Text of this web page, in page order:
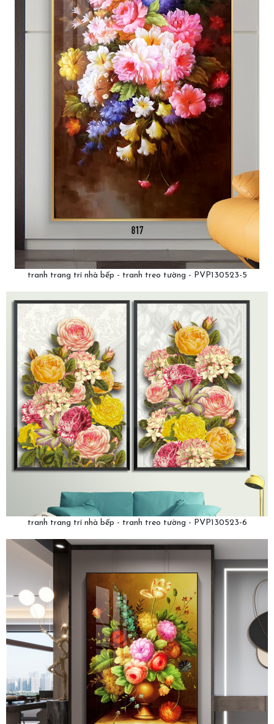
tranh trang trí nhà bếp - tranh treo tường - PVP130523-5
tranh trang trí nhà bếp - tranh treo tường - PVP130523-6